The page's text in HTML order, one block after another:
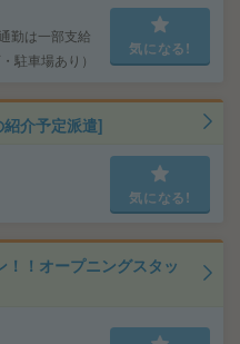
勤は一部支給
駐車場あり）
気になる!
介予定派遣]
気になる!
！！オープニングスタッ